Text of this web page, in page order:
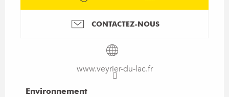
CONTACTEZ-NOUS
www.veyrier-du-lac.fr
Environnement
Environnement